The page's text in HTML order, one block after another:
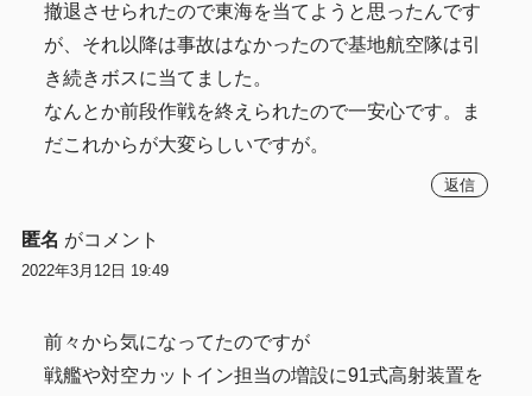
撤退させられたので東海を当てようと思ったんです
が、それ以降は事故はなかったので基地航空隊は引
き続きボスに当てました。
なんとか前段作戦を終えられたので一安心です。ま
だこれからが大変らしいですが。
返信
匿名 がコメント
2022年3月12日 19:49
前々から気になってたのですが
戦艦や対空カットイン担当の増設に91式高射装置を